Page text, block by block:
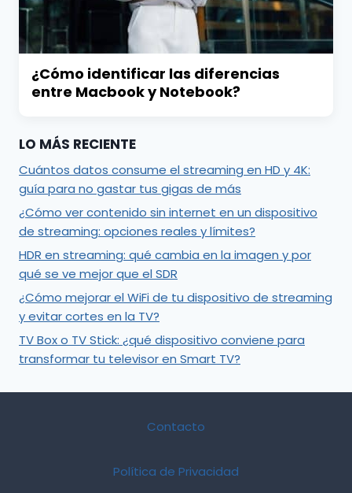
¿Cómo identificar las diferencias
entre Macbook y Notebook?
LO MÁS RECIENTE
Cuántos datos consume el streaming en HD y 4K:
guía para no gastar tus gigas de más
¿Cómo ver contenido sin internet en un dispositivo
de streaming: opciones reales y límites?
HDR en streaming: qué cambia en la imagen y por
qué se ve mejor que el SDR
¿Cómo mejorar el WiFi de tu dispositivo de streaming
y evitar cortes en la TV?
TV Box o TV Stick: ¿qué dispositivo conviene para
transformar tu televisor en Smart TV?
Contacto
Política de Privacidad